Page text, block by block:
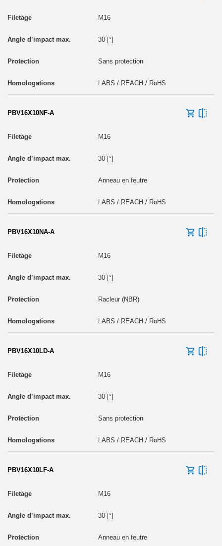
M16
30 [°]
Sans protection
LABS / REACH / RoHS
PBV16X10NF-A
M16
30 [°]
Anneau en feutre
LABS / REACH / RoHS
PBV16X10NA-A
M16
30 [°]
Racleur (NBR)
LABS / REACH / RoHS
PBV16X10LD-A
M16
30 [°]
Sans protection
LABS / REACH / RoHS
PBV16X10LF-A
M16
30 [°]
Anneau en feutre